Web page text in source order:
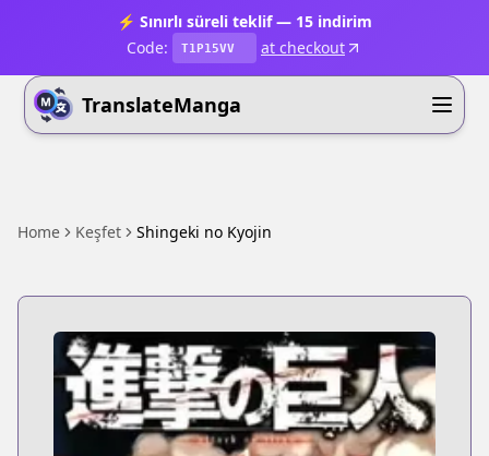
⚡ Sınırlı süreli teklif — 15 indirim
Code:
T1P15VV at checkout
TranslateManga
Home Keşfet Shingeki no Kyojin